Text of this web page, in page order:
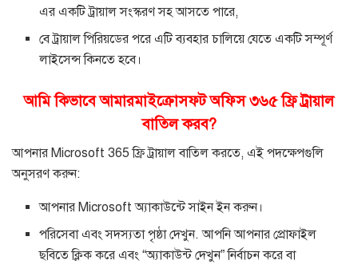
এর একটি ট্রায়াল সংস্করণ সহ আসতে পারে,
বে ট্রায়াল পিরিয়ডের পরে এটি ব্যবহার চালিয়ে যেতে একটি সম্পূর্ণ
লাইসেন্স কিনতে হবে।
আমি কিভাবে আমারমাইক্রোসফট অফিস ৩৬৫ ফ্রি ট্রায়াল
বাতিল করব?
আপনার Microsoft 365 ফ্রি ট্রায়াল বাতিল করতে, এই পদক্ষেপগুলি
অনুসরণ করুন:
আপনার Microsoft অ্যাকাউন্টে সাইন ইন করুন।
পরিসেবা এবং সদস্যতা পৃষ্ঠা দেখুন. আপনি আপনার প্রোফাইল
ছবিতে ক্লিক করে এবং “অ্যাকাউন্ট দেখুন” নির্বাচন করে বা